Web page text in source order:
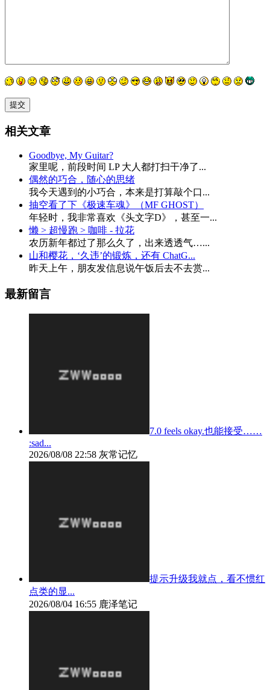
相关文章
Goodbye, My Guitar?
家里呢，前段时间 LP 大人都打扫干净了...
偶然的巧合，随心的思绪
我今天遇到的小巧合，本来是打算敲个口...
抽空看了下《极速车魂》（MF GHOST）
年轻时，我非常喜欢《头文字D》，甚至一...
懒 > 超慢跑 > 咖啡 - 拉花
农历新年都过了那么久了，出来透透气…...
山和樱花，‘久违’的锻炼，还有 ChatG...
昨天上午，朋友发信息说午饭后去不去赏...
最新留言
7.0 feels okay.也能接受……
:sad...
2026/08/08 22:58 灰常记忆
提示升级我就点，看不惯红
点类的显...
2026/08/04 16:55 鹿泽笔记